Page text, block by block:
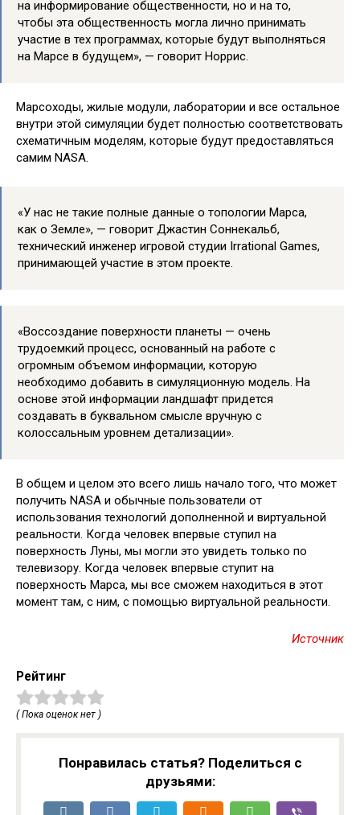
на информирование общественности, но и на то,
чтобы эта общественность могла лично принимать
участие в тех программах, которые будут выполняться
на Марсе в будущем», — говорит Норрис.
Марсоходы, жилые модули, лаборатории и все остальное
внутри этой симуляции будет полностью соответствовать
схематичным моделям, которые будут предоставляться
самим NASA.
«У нас не такие полные данные о топологии Марса,
как о Земле», — говорит Джастин Соннекальб,
технический инженер игровой студии Irrational Games,
принимающей участие в этом проекте.
«Воссоздание поверхности планеты — очень
трудоемкий процесс, основанный на работе с
огромным объемом информации, которую
необходимо добавить в симуляционную модель. На
основе этой информации ландшафт придется
создавать в буквальном смысле вручную с
колоссальным уровнем детализации».
В общем и целом это всего лишь начало того, что может
получить NASA и обычные пользователи от
использования технологий дополненной и виртуальной
реальности. Когда человек впервые ступил на
поверхность Луны, мы могли это увидеть только по
телевизору. Когда человек впервые ступит на
поверхность Марса, мы все сможем находиться в этот
момент там, с ним, с помощью виртуальной реальности.
Источник
Рейтинг
( Пока оценок нет )
Понравилась статья? Поделиться с
друзьями: